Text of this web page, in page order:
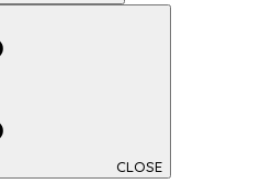
CLOSE